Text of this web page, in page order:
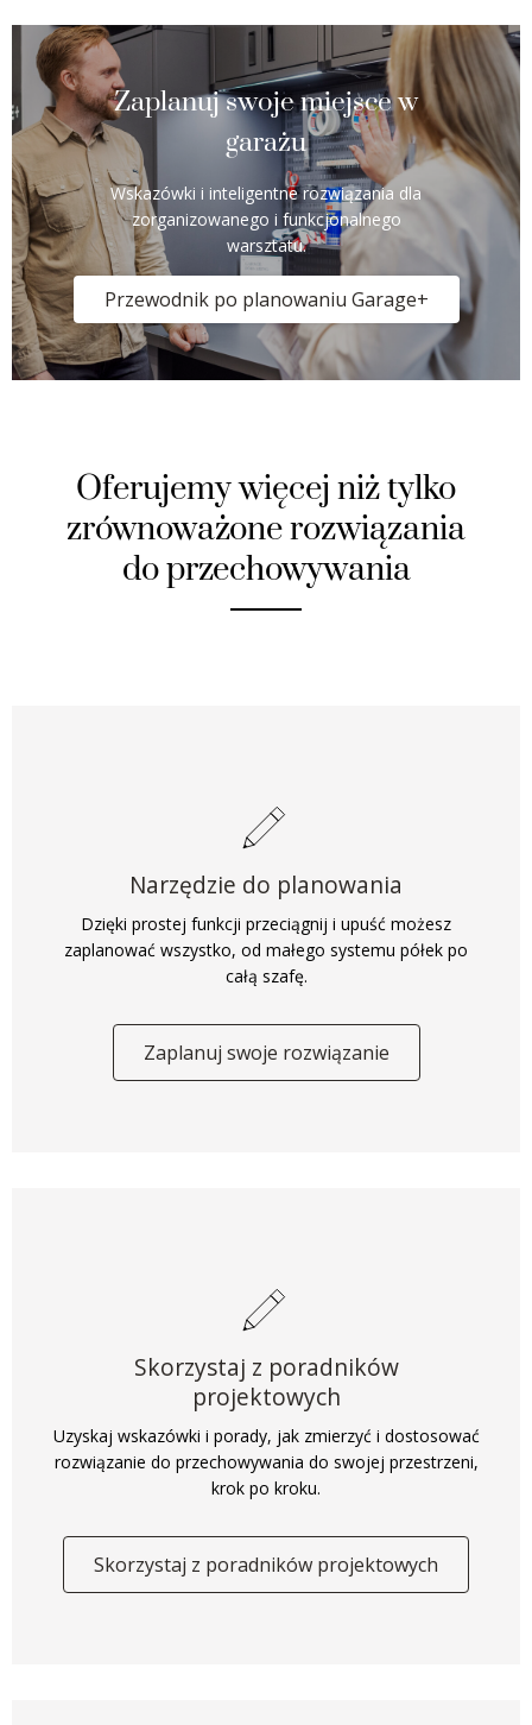
Zaplanuj swoje miejsce w
garażu
Wskazówki i inteligentne rozwiązania dla
zorganizowanego i funkcjonalnego
warsztatu.
Przewodnik po planowaniu Garage+
Oferujemy więcej niż tylko
zrównoważone rozwiązania
do przechowywania
Narzędzie do planowania
Dzięki prostej funkcji przeciągnij i upuść możesz
zaplanować wszystko, od małego systemu półek po
całą szafę.
Zaplanuj swoje rozwiązanie
Skorzystaj z poradników
projektowych
Uzyskaj wskazówki i porady, jak zmierzyć i dostosować
rozwiązanie do przechowywania do swojej przestrzeni,
krok po kroku.
Skorzystaj z poradników projektowych